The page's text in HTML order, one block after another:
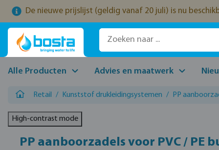
de hoofdinhoud
Ga naar de zoekopdracht
Ga naar de hoofdnavigatie
De nieuwe prijslijst (geldig vanaf 20 juli) is nu
Alle Producten Advies en maatwerk
Retail / Kunststof drukleidingsystemen / PP
High-contrast mode
PP aanboorzadels voor PVC / PE